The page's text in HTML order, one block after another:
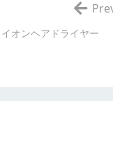
イオンヘアドライヤー